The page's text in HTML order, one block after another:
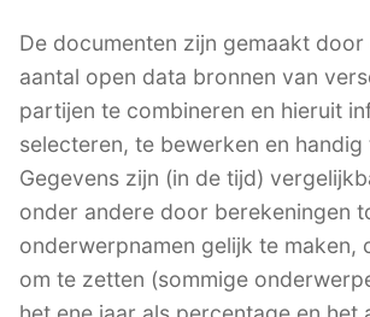
De documenten zijn gemaakt
aantal open data bronnen van
partijen te combineren en hieruit
selecteren, te bewerken en
Gegevens zijn (in de tijd)
onder andere door berekeningen
onderwerpnamen gelijk te maken,
om te zetten (sommige